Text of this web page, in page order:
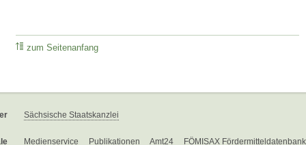
zum Seitenanfang
Sächsische Staatskanzlei
Medienservice Publikationen Amt24 FÖMISAX Fördermitteldatenbank